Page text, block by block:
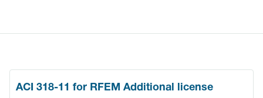
ACI 318-11 for RFEM Additional license